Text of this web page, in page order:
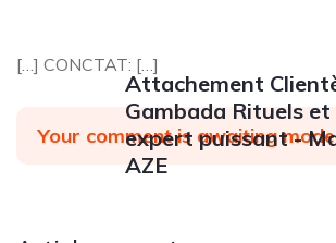
Attachement
Gambada Rituels
expert puissant -
AZE
[…] CONCTAT: […]
Your comment is awaiting